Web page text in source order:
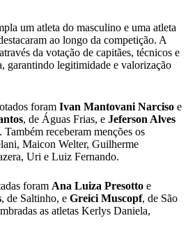
um atleta do masculino e uma atleta
ao longo da competição. A
da votação de capitães, técnicos e
garantindo legitimidade e valorização
foram Ivan Mantovani Narciso e
, de Águas Frias, e Jeferson Alves
receberam menções os
Maicon Welter, Guilherme
Uri e Luiz Fernando.
foram Ana Luiza Presotto e
, de Saltinho, e Greici Muscopf, de São
as atletas Kerlys Daniela,